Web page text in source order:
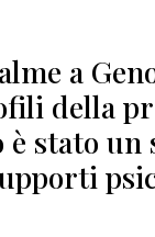
a
della
stato un